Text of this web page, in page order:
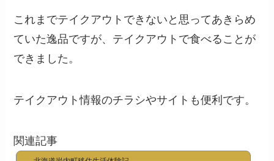
これまでテイクアウトできないと思ってあきらめ
ていた逸品ですが、テイクアウトで食べることが
できました。
テイクアウト情報のチラシやサイトも便利です。
関連記事